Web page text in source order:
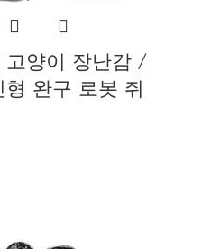
고양이 장난감 /
완구 로봇 쥐